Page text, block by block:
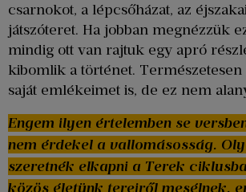
csarnokot, a lépcsőházat, az
játszóteret. Ha jobban megnézzük
mindig ott van rajtuk egy apró
kibomlik a történet.
saját emlékeimet is, de ez nem
Engem ilyen értelemben se
nem érdekel a vallomásosság.
szeretnék elkapni a Terek
közös életünk tereiről mesélnek,